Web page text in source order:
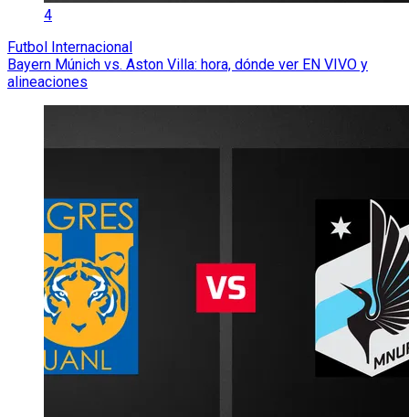
4
Futbol Internacional
Bayern Múnich vs. Aston Villa: hora, dónde ver EN VIVO y
alineaciones